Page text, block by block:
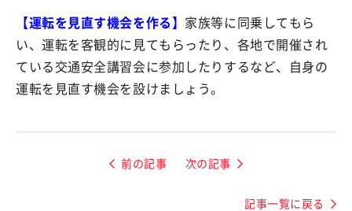
【運転を見直す機会を作る】 家族等に同乗してもら
い、運転を客観的に見てもらったり、各地で開催され
ている交通安全講習会に参加したりするなど、自身の
運転を見直す機会を設けましょう。
前の記事 次の記事
記事一覧に戻る